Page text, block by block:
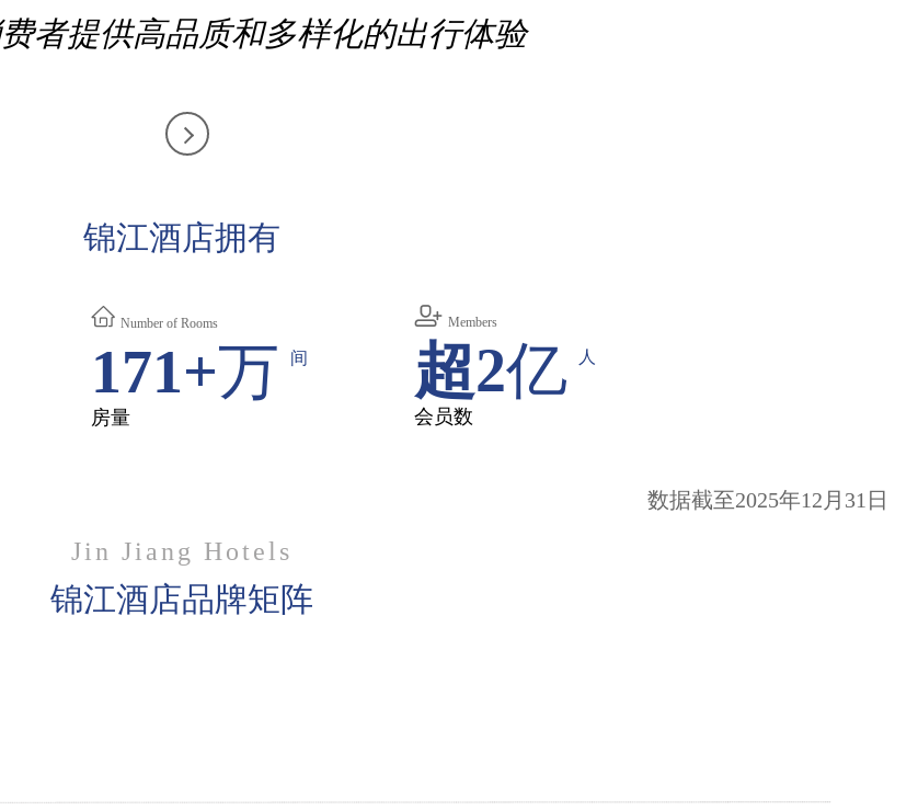
者提供高品质和多样化的出行体验
锦江酒店拥有
Number of Rooms
171+万 间
房量
Members
超2亿 人
会员数
数据截至2025年12月31日
Jin Jiang Hotels
锦江酒店品牌矩阵